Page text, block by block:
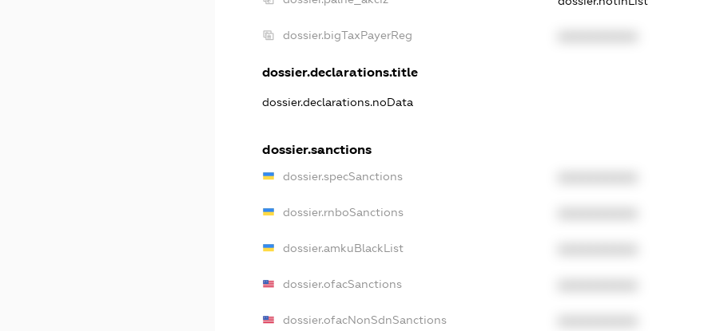
dossier.bigTaxPayerReg
dossier.declarations.title
dossier.declarations.noData
dossier.sanctions
dossier.specSanctions
dossier.rnboSanctions
dossier.amkuBlackList
dossier.ofacSanctions
dossier.ofacNonSdnSanctions